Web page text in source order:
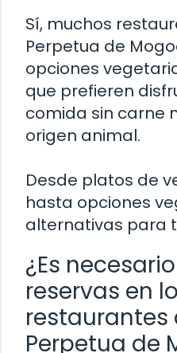
Sí, muchos
Perpetua de
opciones
que prefieren
comida sin carne
origen animal.
Desde platos de
hasta opciones
alternativas para
¿Es
reservas en
restaurantes
Perpetua de